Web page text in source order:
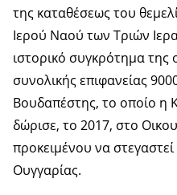
της καταθέσεως του
Ιερού Ναού των Τριών
ιστορικό συγκρότημα της
συνολικής επιφανείας
Βουδαπέστης, το οποίο η
δώρισε, το 2017, στο
προκειμένου να
Ουγγαρίας.